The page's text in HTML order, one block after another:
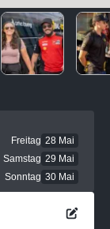
Freitag 28 Mai
Samstag 29 Mai
Sonntag 30 Mai